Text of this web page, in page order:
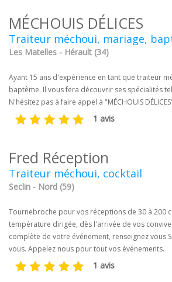
MÉCHOUIS DÉLICES
Traiteur méchoui, mariage,
Les Matelles - Hérault (34)
Ayant 15 ans d'expérience en tant que traiteur
baptême. Il vous fera découvrir ses spécialités
N'hésitez pas à faire appel à "MÉCHOUIS
1 avis
Fred Réception
Traiteur méchoui, cocktail
Seclin - Nord (59)
Tournebroche pour vos réceptions de 30 à 200
température dirigée, dès l'arrivée de vos
complète de votre événement, renseignez vous
vous. Appelez nous pour tout vos événements.
1 avis